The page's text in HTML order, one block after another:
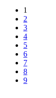
1
2
3
4
5
6
7
8
9